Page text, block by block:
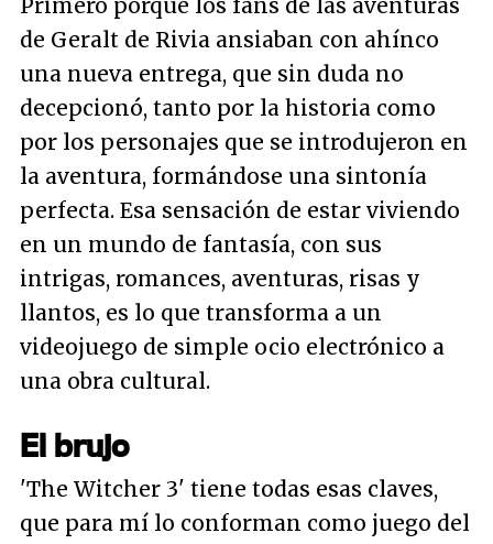
Primero porque los fans de las aventuras
de Geralt de Rivia ansiaban con ahínco
una nueva entrega, que sin duda no
decepcionó, tanto por la historia como
por los personajes que se introdujeron en
la aventura, formándose una sintonía
perfecta. Esa sensación de estar viviendo
en un mundo de fantasía, con sus
intrigas, romances, aventuras, risas y
llantos, es lo que transforma a un
videojuego de simple ocio electrónico a
una obra cultural.
El brujo
'The Witcher 3' tiene todas esas claves,
que para mí lo conforman como juego del